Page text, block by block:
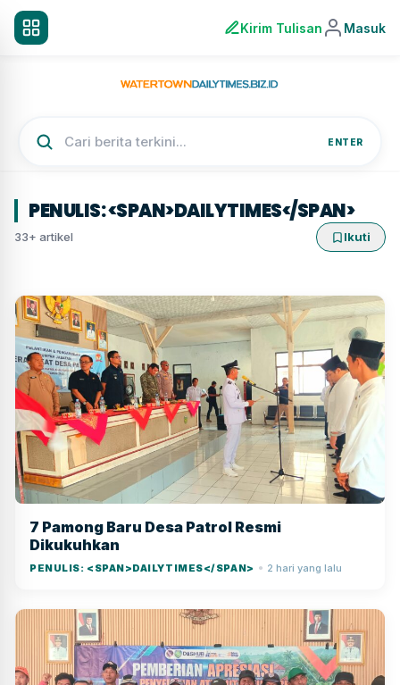
Kirim Tulisan Masuk
ENTER
PENULIS: <SPAN>DAILYTIMES</SPAN>
33+ artikel Ikuti
7 Pamong Baru Desa Patrol Resmi
Dikukuhkan
PENULIS: <SPAN>DAILYTIMES</SPAN> ● 2 hari yang lalu